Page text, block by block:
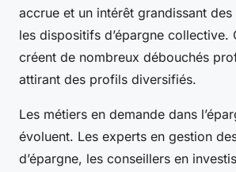
accrue et un intérêt grandissant
les dispositifs d’épargne collective.
créent de nombreux débouchés
attirant des profils diversifiés.
Les métiers en demande dans
évoluent. Les experts en gestion
d’épargne, les conseillers en